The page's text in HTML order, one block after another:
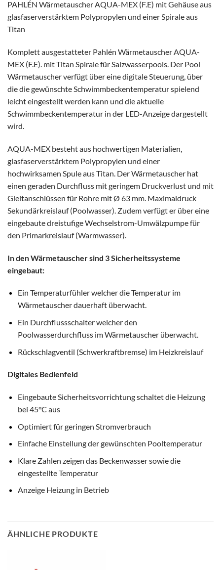
PAHLÉN Wärmetauscher AQUA-MEX (F.E) mit Gehäuse aus
glasfaserverstärktem Polypropylen und einer Spirale aus
Titan
Komplett ausgestatteter Pahlén Wärmetauscher AQUA-
MEX (F.E). mit Titan Spirale für Salzwasserpools. Der Pool
Wärmetauscher verfügt über eine digitale Steuerung, über
die die gewünschte Schwimmbeckentemperatur spielend
leicht eingestellt werden kann und die aktuelle
Schwimmbeckentemperatur in der LED-Anzeige dargestellt
wird.
AQUA-MEX besteht aus hochwertigen Materialien,
glasfaserverstärktem Polypropylen und einer
hochwirksamen Spule aus Titan. Der Wärmetauscher hat
einen geraden Durchfluss mit geringem Druckverlust und mit
Gleitanschlüssen für Rohre mit Ø 63 mm. Maximaldruck
Sekundärkreislauf (Poolwasser). Zudemverfügt er über eine
eingebaute dreistufige Wechselstrom-Umwälzpumpe für
den Primarkreislauf (Warmwasser).
In den Wärmetauscher sind 3 Sicherheitssysteme
eingebaut:
Ein Temperaturfühler welcher die Temperatur im
Wärmetauscher dauerhaft überwacht.
Ein Durchflussschalter welcher den
Poolwasserdurchfluss im Wärmetauscher überwacht.
Rückschlagventil (Schwerkraftbremse) im Heizkreislauf
Digitales Bedienfeld
Eingebaute Sicherheitsvorrichtung schaltet die Heizung
bei 45°C aus
Optimiert für geringen Stromverbrauch
Einfache Einstellung der gewünschten Pooltemperatur
Klare Zahlen zeigen das Beckenwasser sowie die
eingestellte Temperatur
Anzeige Heizung in Betrieb
ÄHNLICHE PRODUKTE